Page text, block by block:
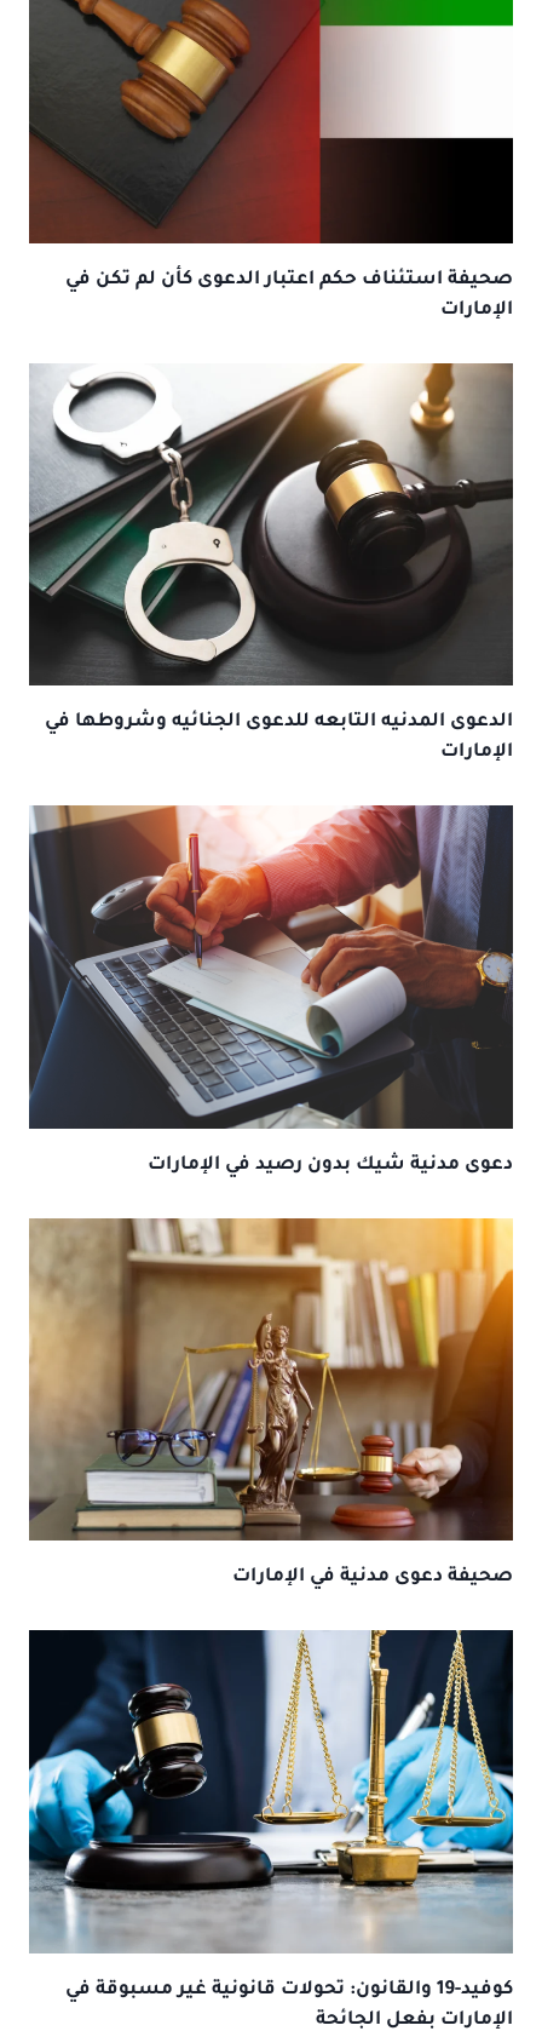
صحيفة استئناف حكم اعتبار الدعوى كأن لم تكن في
الإمارات
الدعوى المدنيه التابعه للدعوى الجنائيه وشروطها في
الإمارات
دعوى مدنية شيك بدون رصيد في الإمارات
صحيفة دعوى مدنية في الإمارات
كوفيد-19 والقانون: تحولات قانونية غير مسبوقة في
الإمارات بفعل الجائحة